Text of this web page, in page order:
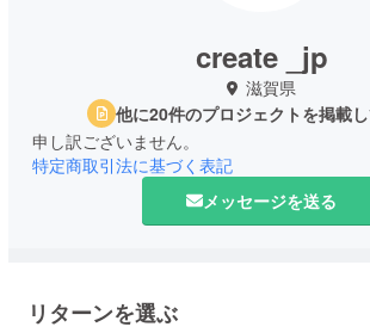
create _jp
滋賀県
他に20件のプロジェクトを掲載
申し訳ございません。
特定商取引法に基づく表記
メッセージを送る
リターンを選ぶ